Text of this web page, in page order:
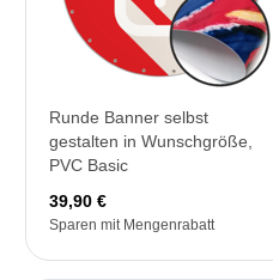
Runde Banner selbst
gestalten in Wunschgröße,
PVC Basic
39,90 €
Sparen mit Mengenrabatt